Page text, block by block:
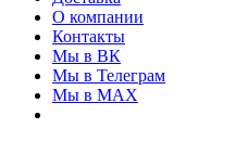
О компании
Контакты
Мы в ВК
Мы в Телеграм
Мы в МAX